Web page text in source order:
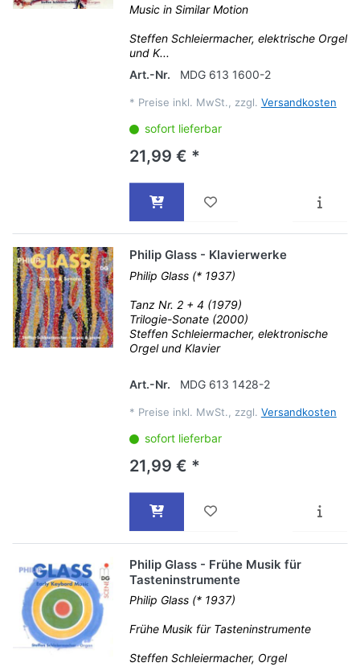
Music in Similar Motion
Steffen Schleiermacher, elektrische Orgel
und K...
Art.-Nr.
MDG 613 1600-2
* Preise inkl. MwSt., zzgl. Versandkosten
sofort lieferbar
21,99 € *
Philip Glass - Klavierwerke
Philip Glass (* 1937)
Tanz Nr. 2 + 4 (1979)
Trilogie-Sonate (2000)
Steffen Schleiermacher, elektronische
Orgel und Klavier
Art.-Nr. MDG 613 1428-2
* Preise inkl. MwSt., zzgl. Versandkosten
sofort lieferbar
21,99 € *
Philip Glass - Frühe Musik für
Tasteninstrumente
Philip Glass (* 1937)
Frühe Musik für Tasteninstrumente
Steffen Schleiermacher, Orgel